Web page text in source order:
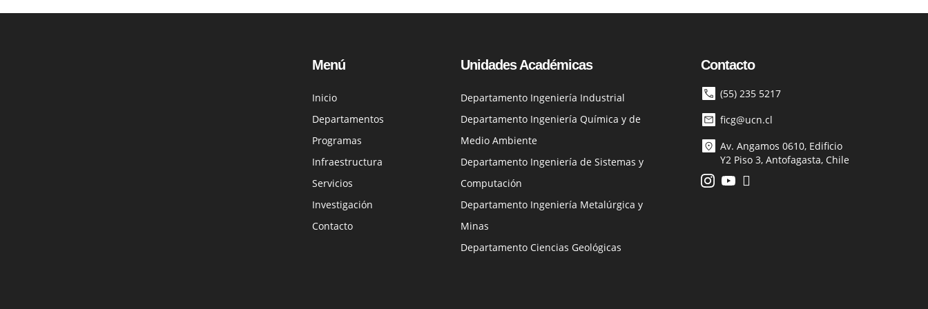
Menú
Inicio
Departamentos
Programas
Infraestructura
Servicios
Investigación
Contacto
Unidades Académicas
Departamento Ingeniería Industrial
Departamento Ingeniería Química y de
Medio Ambiente
Departamento Ingeniería de Sistemas y
Computación
Departamento Ingeniería Metalúrgica y
Minas
Departamento Ciencias Geológicas
Contacto
(55) 235 5217
ficg@ucn.cl
Av. Angamos 0610, Edificio
Y2 Piso 3, Antofagasta, Chile